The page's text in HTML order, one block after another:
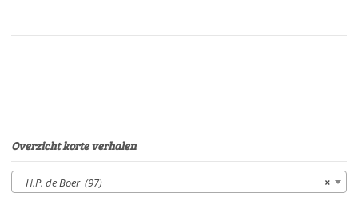
Sonja
Overzicht korte verhalen
×
H.P. de Boer (97)